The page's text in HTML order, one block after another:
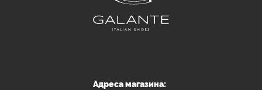
Адреса магазина: